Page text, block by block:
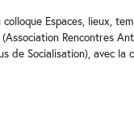
Espaces, lieux,
Rencontres
de Socialisation), avec la